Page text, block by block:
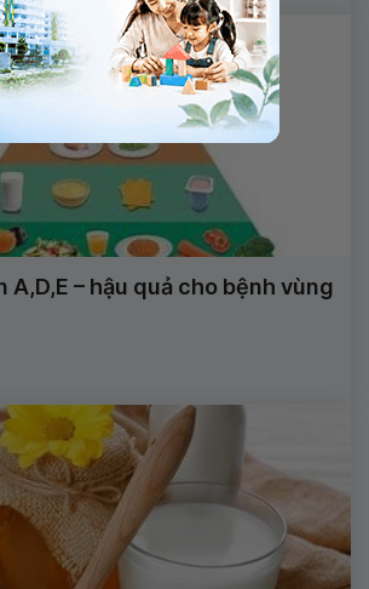
A,D,E – hậu quả cho bệnh vùng